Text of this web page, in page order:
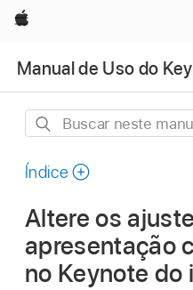
Apple
Manual de Uso do
Buscar
manual
Índice
Altere os
apresentação
no Keynote do